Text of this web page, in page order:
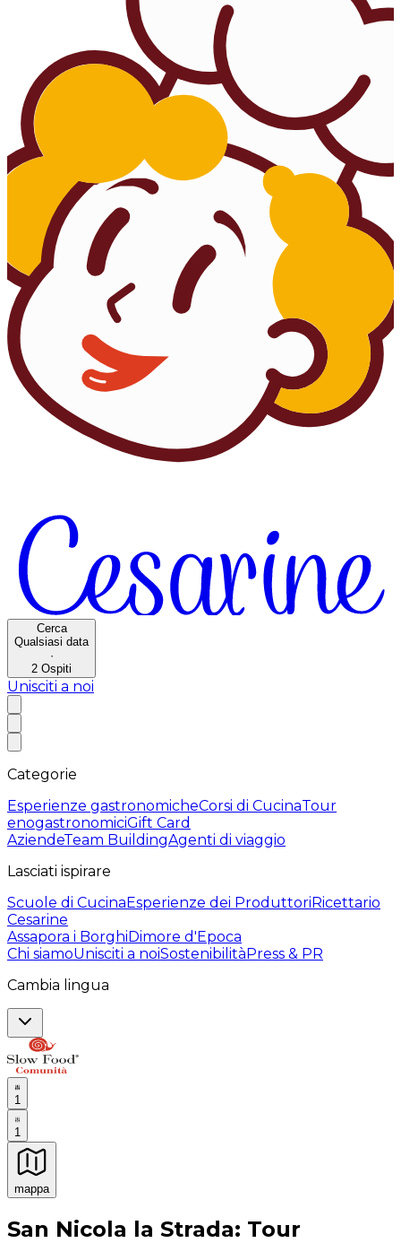
Cerca
Qualsiasi data
·
2 Ospiti
Unisciti a noi
Categorie
Esperienze gastronomicheCorsi di CucinaTour
enogastronomiciGift Card
AziendeTeam BuildingAgenti di viaggio
Lasciati ispirare
Scuole di CucinaEsperienze dei ProduttoriRicettario
Cesarine
Assapora i BorghiDimore d'Epoca
Chi siamoUnisciti a noiSostenibilitàPress & PR
Cambia lingua
1
1
mappa
Esperienze culinarie indimenticabili: Esperienze
San Nicola la Strada: Tour